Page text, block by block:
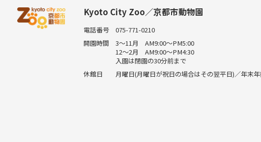
Kyoto City Zoo／京都市動物園
電話番号
075-771-0210
開園時間
3～11月 AM9:00～PM5:00
12～2月 AM9:00～PM4:30
入園は閉園の30分前まで
休館日
月曜日(月曜日が祝日の場合はその翌平日)／年末